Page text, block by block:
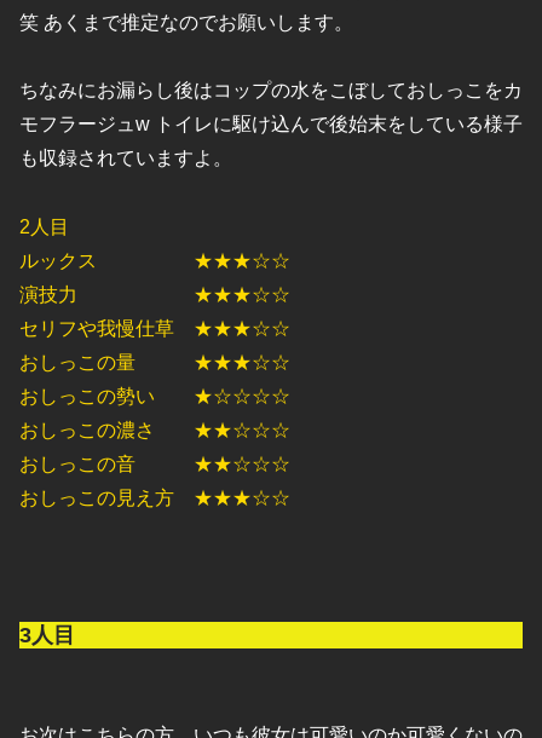
笑 あくまで推定なのでお願いします。
ちなみにお漏らし後はコップの水をこぼしておしっこをカ
モフラージュw トイレに駆け込んで後始末をしている様子
も収録されていますよ。
2人目
ルックス ★★★☆☆
演技力 ★★★☆☆
セリフや我慢仕草 ★★★☆☆
おしっこの量 ★★★☆☆
おしっこの勢い ★☆☆☆☆
おしっこの濃さ ★★☆☆☆
おしっこの音 ★★☆☆☆
おしっこの見え方 ★★★☆☆
3人目